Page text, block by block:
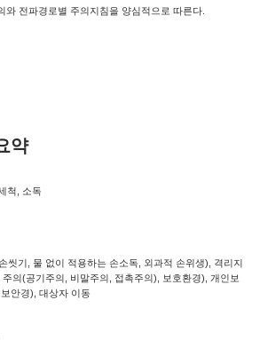
와 전파경로별 주의지침을 양심적으로 따른다.
약
척, 소독
씻기, 물 없이 적용하는 손소독, 외과적 손위생), 격리지
의(공기주의, 비말주의, 접촉주의), 보호환경), 개인보
안경), 대상자 이동